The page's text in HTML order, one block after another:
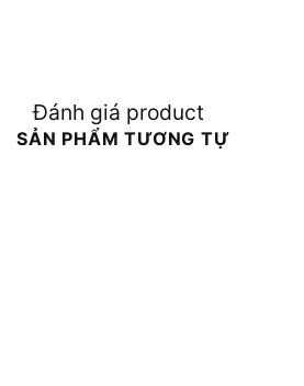
Đánh giá product
SẢN PHẨM TƯƠNG TỰ